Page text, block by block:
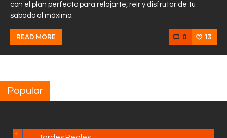
con el plan perfecto para relajarte, reír y disfrutar de tu
sábado al máximo.
READ MORE 0 13
Popular